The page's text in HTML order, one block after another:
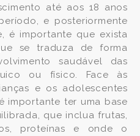
até aos 18 anos
e posteriormente
é importante que exista
se traduza de forma
saudável das
ou físico. Face às
e os adolescentes
importante ter uma base
que inclua frutas,
proteínas e onde o